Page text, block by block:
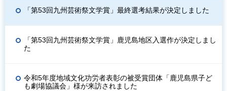
「第53回九州芸術祭文学賞」最終選考結果が決定しました
「第53回九州芸術祭文学賞」鹿児島地区入選作が決定しまし
た
令和5年度地域文化功労者表彰の被受賞団体「鹿児島県子ど
も劇場協議会」様が来訪されました